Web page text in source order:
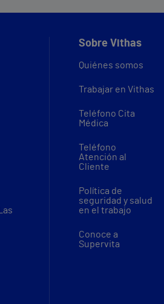
Sobre Vithas
Quiénes somos
Trabajar en Vithas
Teléfono Cita
Médica
Teléfono
Atención al
Cliente
Política de
seguridad y salud
en el trabajo
Conoce a
Supervita